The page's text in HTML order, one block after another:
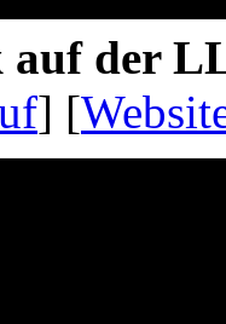
der
] [